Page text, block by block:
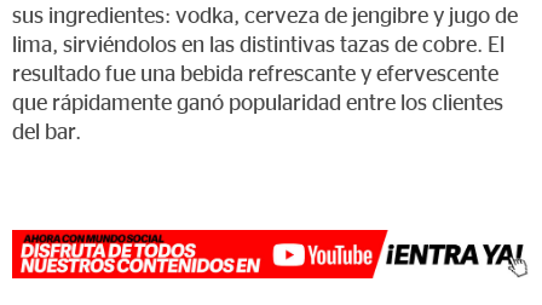
sus ingredientes: vodka, cerveza de jengibre y jugo de
lima, sirviéndolos en las distintivas tazas de cobre. El
resultado fue una bebida refrescante y efervescente
que rápidamente ganó popularidad entre los clientes
del bar.